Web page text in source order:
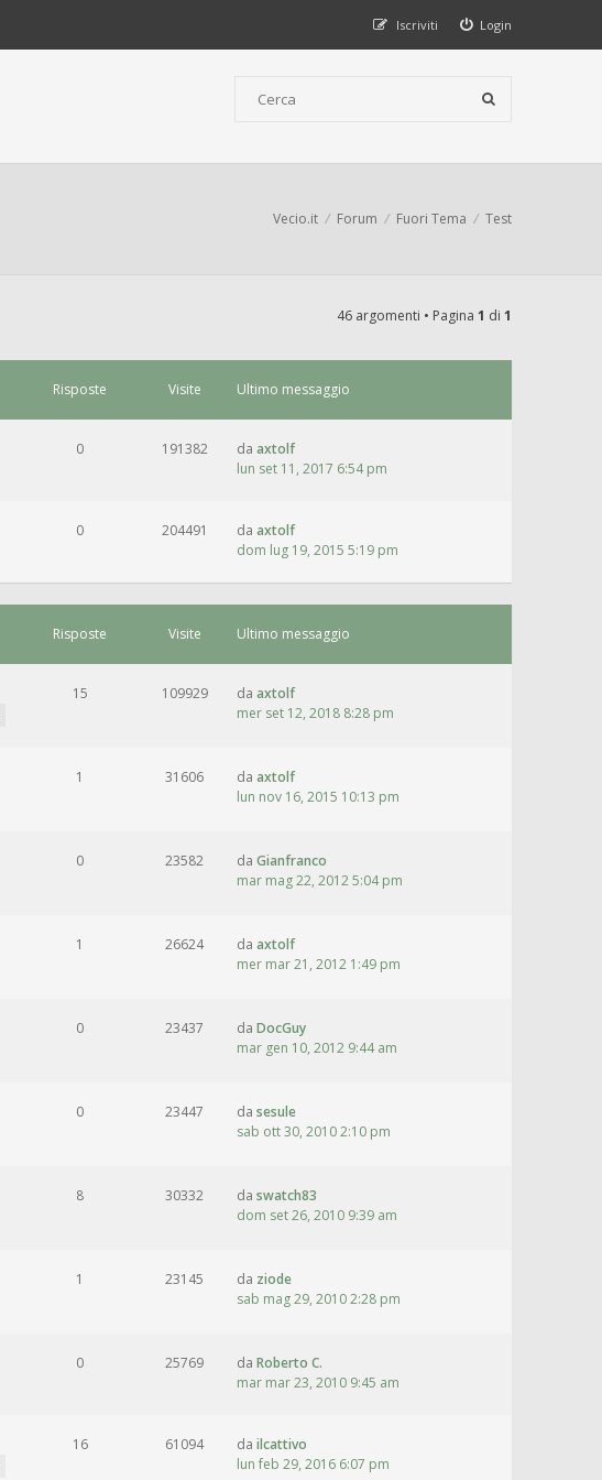
Login
Iscriviti
Vecio.it Forum Fuori Tema Test
46 argomenti • Pagina 1 di 1
Risposte Visite Ultimo messaggio
0 191382 da axtolf
lun set 11, 2017 6:54 pm
0 204491 da axtolf
dom lug 19, 2015 5:19 pm
Risposte Visite Ultimo messaggio
15 109929 da axtolf
mer set 12, 2018 8:28 pm
1 31606 da axtolf
lun nov 16, 2015 10:13 pm
0 23582 da Gianfranco
mar mag 22, 2012 5:04 pm
1 26624 da axtolf
mer mar 21, 2012 1:49 pm
0 23437 da DocGuy
mar gen 10, 2012 9:44 am
0 23447 da sesule
sab ott 30, 2010 2:10 pm
8 30332 da swatch83
dom set 26, 2010 9:39 am
1 23145 da ziode
sab mag 29, 2010 2:28 pm
0 25769 da Roberto C.
mar mar 23, 2010 9:45 am
16 61094 da ilcattivo
lun feb 29, 2016 6:07 pm